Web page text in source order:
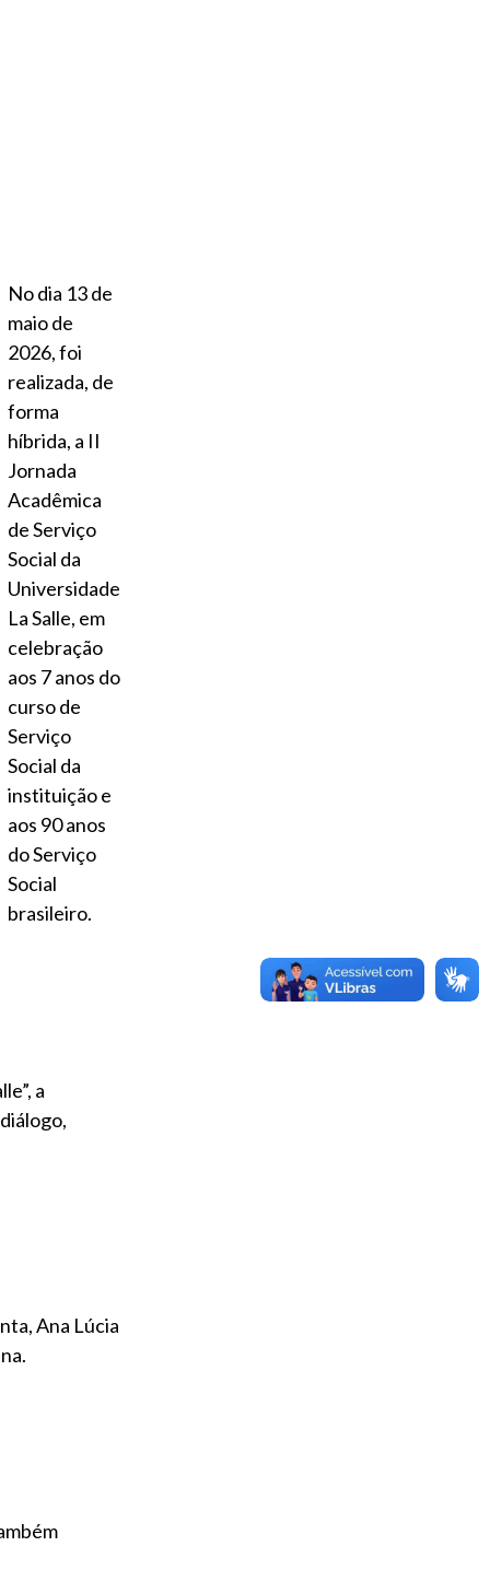
No dia 13 de
maio de
2026, foi
realizada, de
forma
híbrida, a II
Jornada
Acadêmica
de Serviço
Social da
Universidade
La Salle, em
celebração
aos 7 anos do
curso de
Serviço
Social da
instituição e
aos 90 anos
do Serviço
Social
brasileiro.
a
Ana Lúcia